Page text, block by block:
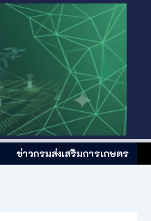
ข่าวกรมส่งเสริมการเกษตร